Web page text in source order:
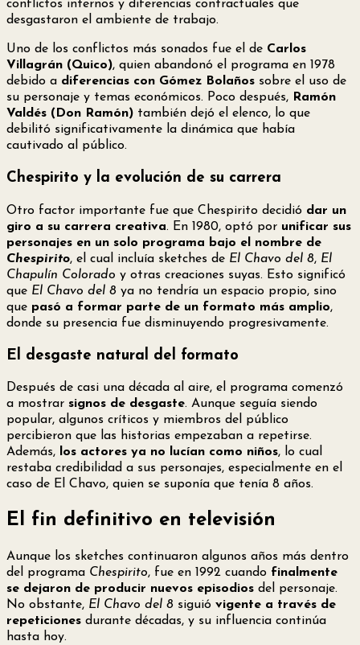
conflictos internos y diferencias contractuales que
desgastaron el ambiente de trabajo.
Uno de los conflictos más sonados fue el de Carlos
Villagrán (Quico), quien abandonó el programa en 1978
debido a diferencias con Gómez Bolaños sobre el uso de
su personaje y temas económicos. Poco después, Ramón
Valdés (Don Ramón) también dejó el elenco, lo que
debilitó significativamente la dinámica que había
cautivado al público.
Chespirito y la evolución de su carrera
Otro factor importante fue que Chespirito decidió dar un
giro a su carrera creativa. En 1980, optó por unificar sus
personajes en un solo programa bajo el nombre de
Chespirito, el cual incluía sketches de El Chavo del 8, El
Chapulín Colorado y otras creaciones suyas. Esto significó
que El Chavo del 8 ya no tendría un espacio propio, sino
que pasó a formar parte de un formato más amplio,
donde su presencia fue disminuyendo progresivamente.
El desgaste natural del formato
Después de casi una década al aire, el programa comenzó
a mostrar signos de desgaste. Aunque seguía siendo
popular, algunos críticos y miembros del público
percibieron que las historias empezaban a repetirse.
Además, los actores ya no lucían como niños, lo cual
restaba credibilidad a sus personajes, especialmente en el
caso de El Chavo, quien se suponía que tenía 8 años.
El fin definitivo en televisión
Aunque los sketches continuaron algunos años más dentro
del programa Chespirito, fue en 1992 cuando finalmente
se dejaron de producir nuevos episodios del personaje.
No obstante, El Chavo del 8 siguió vigente a través de
repeticiones durante décadas, y su influencia continúa
hasta hoy.